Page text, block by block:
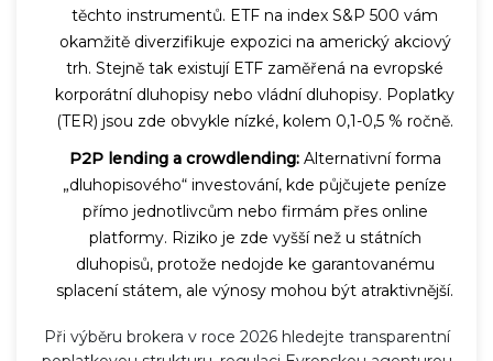
těchto instrumentů. ETF na index S&P 500 vám
okamžitě diverzifikuje expozici na americký akciový
trh. Stejně tak existují ETF zaměřená na evropské
korporátní dluhopisy nebo vládní dluhopisy. Poplatky
(TER) jsou zde obvykle nízké, kolem 0,1-0,5 % ročně.
P2P lending a crowdlending:Alternativní forma
„dluhopisového“ investování, kde půjčujete peníze
přímo jednotlivcům nebo firmám přes online
platformy. Riziko je zde vyšší než u státních
dluhopisů, protože nedojde ke garantovanému
splacení státem, ale výnosy mohou být atraktivnější.
Při výběru brokera v roce 2026 hledejte transparentní